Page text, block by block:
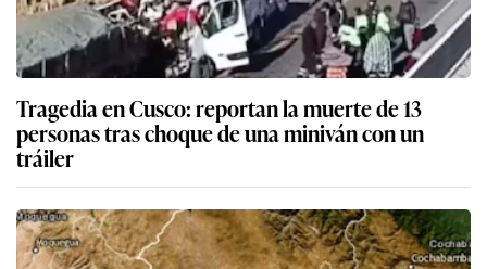
Tragedia en Cusco: reportan la muerte de 13
personas tras choque de una miniván con un
tráiler